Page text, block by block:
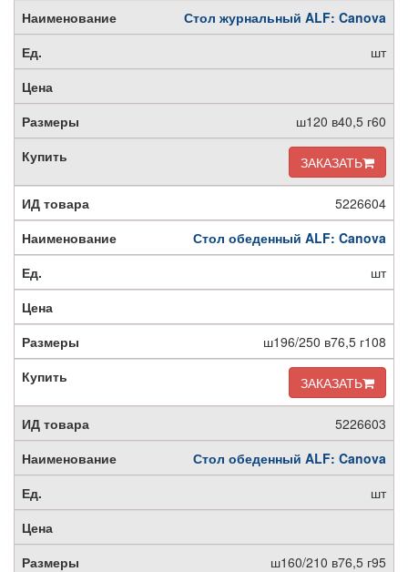
Стол журнальный ALF: Canova
шт
ш120 в40,5 г60
ЗАКАЗАТЬ
5226604
Стол обеденный ALF: Canova
шт
ш196/250 в76,5 г108
ЗАКАЗАТЬ
5226603
Стол обеденный ALF: Canova
шт
ш160/210 в76,5 г95